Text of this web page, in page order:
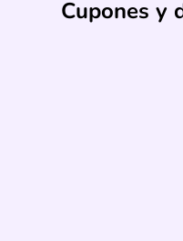
Cupones y